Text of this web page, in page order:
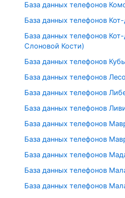
База данных телефонов
База данных телефонов
База данных телефонов
Слоновой Кости)
База данных телефонов
База данных телефонов
База данных телефонов
База данных телефонов
База данных телефонов
База данных телефонов
База данных телефонов
База данных телефонов
База данных телефонов